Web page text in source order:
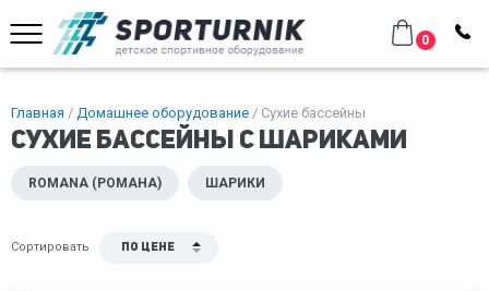
0
Главная Домашнее оборудование Сухие бассейны
Сухие бассейны с шариками
ROMANA (РОМАНА) ШАРИКИ
Сортировать По цене